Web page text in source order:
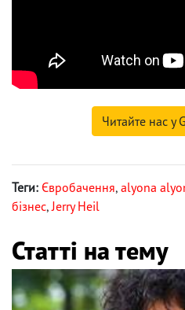
Читайте нас у
Теги: Євробачення, alyona
бізнес,Jerry Heil
Статті на тему